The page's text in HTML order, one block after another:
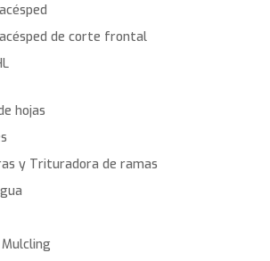
de corte frontal
hojas
y Trituradora de ramas